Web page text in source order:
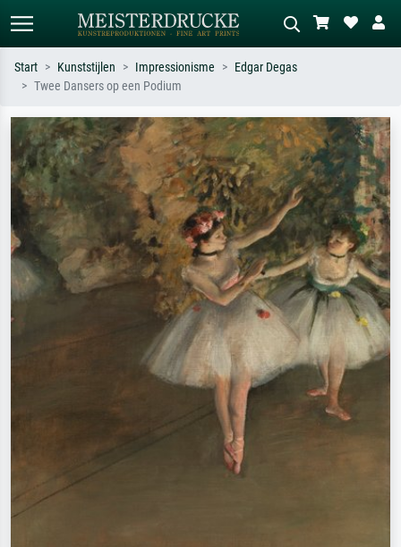
Zoek op kunstenaar, titel of stijl – bijv.
Monet, Sterrennacht, impressionisme,
Hokusai-golf, naakt.
Beschrijf de scène – bijv. groene
weide, abstract met veel rood, donker
olieverfschilderij, staand naakt naast
een boom.
Start Kunststijlen Impressionisme
Edgar Degas
Twee Dansers op een Podium